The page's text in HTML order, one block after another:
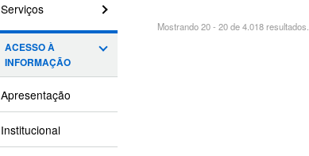
Serviços
ACESSO À
INFORMAÇÃO
Apresentação
Institucional
Mostrando 20 - 20 de 4.018 resultados.